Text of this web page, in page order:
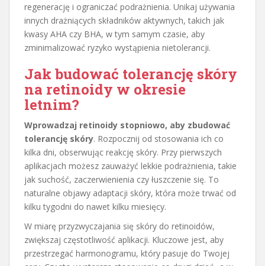
regenerację i ograniczać podrażnienia. Unikaj używania
innych drażniących składników aktywnych, takich jak
kwasy AHA czy BHA, w tym samym czasie, aby
zminimalizować ryzyko wystąpienia nietolerancji.
Jak budować tolerancję skóry
na retinoidy w okresie
letnim?
Wprowadzaj retinoidy stopniowo, aby zbudować
tolerancję skóry. Rozpocznij od stosowania ich co
kilka dni, obserwując reakcję skóry. Przy pierwszych
aplikacjach możesz zauważyć lekkie podrażnienia, takie
jak suchość, zaczerwienienia czy łuszczenie się. To
naturalne objawy adaptacji skóry, która może trwać od
kilku tygodni do nawet kilku miesięcy.
W miarę przyzwyczajania się skóry do retinoidów,
zwiększaj częstotliwość aplikacji. Kluczowe jest, aby
przestrzegać harmonogramu, który pasuje do Twojej